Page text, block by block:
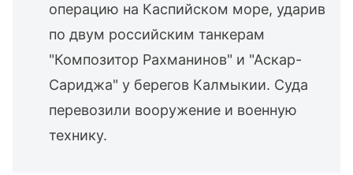
операцию на Каспийском море, ударив
по двум российским танкерам
"Композитор Рахманинов" и "Аскар-
Сариджа" у берегов Калмыкии. Суда
перевозили вооружение и военную
технику.